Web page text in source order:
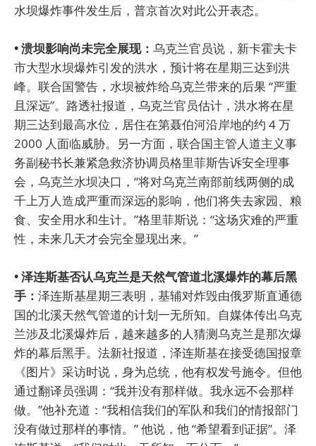
水坝爆炸事件发生后，普京首次对此公开表态。
• 溃坝影响尚未完全展现： 乌克兰官员说，新卡霍夫卡
市大型水坝爆炸引发的洪水，预计将在星期三达到洪
峰。联合国警告，水坝被炸给乌克兰带来的后果 “严重
且深远”。路透社报道，乌克兰官员估计，洪水将在星
期三达到最高水位，居住在第聂伯河沿岸地的约 4 万
2000 人面临威胁。另一方面，联合国主管人道主义事
务副秘书长兼紧急救济协调员格里菲斯告诉安全理事
会，乌克兰水坝决口，“将对乌克兰南部前线两侧的成
千上万人造成严重而深远的影响，他们将失去家园、粮
食、安全用水和生计。”格里菲斯说：“这场灾难的严重
性，未来几天才会完全显现出来。”
• 泽连斯基否认乌克兰是天然气管道北溪爆炸的幕后黑
手： 泽连斯基星期三表明，基辅对炸毁由俄罗斯直通德
国的北溪天然气管道的计划一无所知。自媒体传出乌克
兰涉及北溪爆炸后，越来越多的人猜测乌克兰是那次爆
炸的幕后黑手。法新社报道，泽连斯基在接受德国报章
《图片》采访时说，身为总统，他有权发号施令。但他
通过翻译员强调：“我并没有那样做。我永远不会那样
做。”他补充道：“我相信我们的军队和我们的情报部门
没有做过那样的事情。” 他说，他 “希望看到证据”。泽